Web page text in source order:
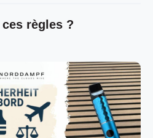
règles ?